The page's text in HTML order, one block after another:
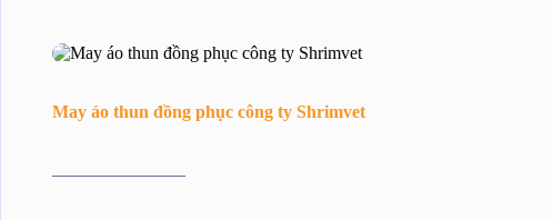
May áo thun đồng phục công ty Shrimvet
———————–